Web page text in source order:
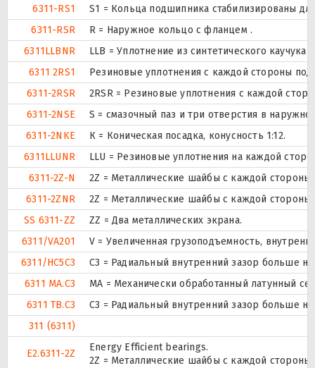
6311-RS1
S1 = Кольца подшипника стабилизированы
6311-RSR
R = Наружное кольцо с фланцем .
6311LLBNR
LLB = Уплотнение из синтетического каучука
6311 2RS1
Резиновые уплотнения с каждой стороны
6311-2RSR
2RSR = Резиновые уплотнения с каждой
6311-2NSE
S = смазочный паз и три отверстия в
6311-2NKE
К = Коническая посадка, конусность 1:12.
6311LLUNR
LLU = Резиновые уплотнения на каждой
6311-2Z-N
2Z = Металлические шайбы с каждой
6311-2ZNR
2Z = Металлические шайбы с каждой
SS 6311-ZZ
ZZ = Два металлических экрана.
6311/VA201
V = Увеличенная грузоподъемность,
6311/HC5C3
C3 = Радиальный внутренний зазор больше
6311 MA.C3
MA = Механически обработанный латунный
6311 TB.C3
C3 = Радиальный внутренний зазор больше
311 (6311)
E2.6311-2Z
Energy Efficient bearings.
2Z = Металлические шайбы с каждой